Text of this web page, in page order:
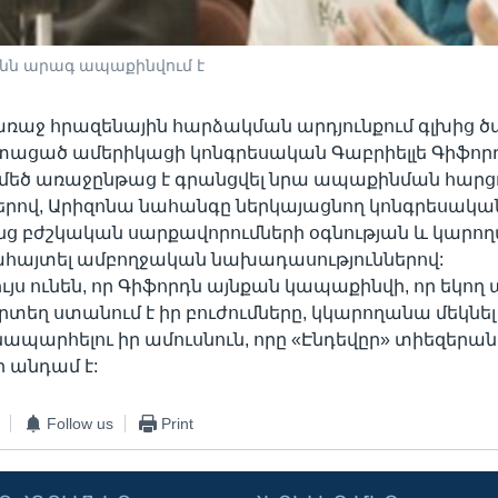
արագ ապաքինվում է
հրազենային հարձակման արդյունքում գլխից
ամերիկացի կոնգրեսական Գաբրիելլե
մեծ առաջընթաց է գրանցվել նրա ապաքինման
Արիզոնա նահանգը ներկայացնող
բժշկական սարքավորումների օգնության և
ամբողջական նախադասություններով:
ունեն, որ Գիֆորդն այնքան կապաքինվի, որ
ստանում է իր բուժումները, կկարողանա մեկնել
իր ամուսնուն, որը «Էնդեվըր»
անդամ է:
Follow us Print